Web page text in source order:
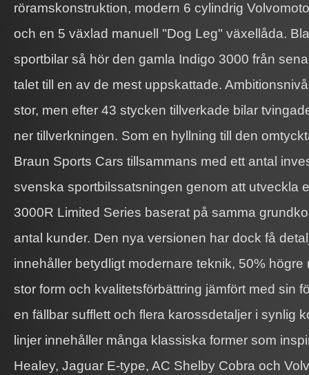
röramskonstruktion, modern 6 cylindrig
och en 5 växlad manuell "Dog Leg" växellåda.
sportbilar så hör den gamla Indigo 3000 från
talet till en av de mest uppskattade.
stor, men efter 43 stycken tillverkade bilar
ner tillverkningen. Som en hyllning till den
Braun Sports Cars tillsammans med ett antal
svenska sportbilssatsningen genom att utveckla
3000R Limited Series baserat på samma
antal kunder. Den nya versionen har dock få
innehåller betydligt modernare teknik, 50% högre
stor form och kvalitetsförbättring jämfört med sin
en fällbar sufflett och flera karossdetaljer i synlig
linjer innehåller många klassiska former som
Healey, Jaguar E-type, AC Shelby Cobra och